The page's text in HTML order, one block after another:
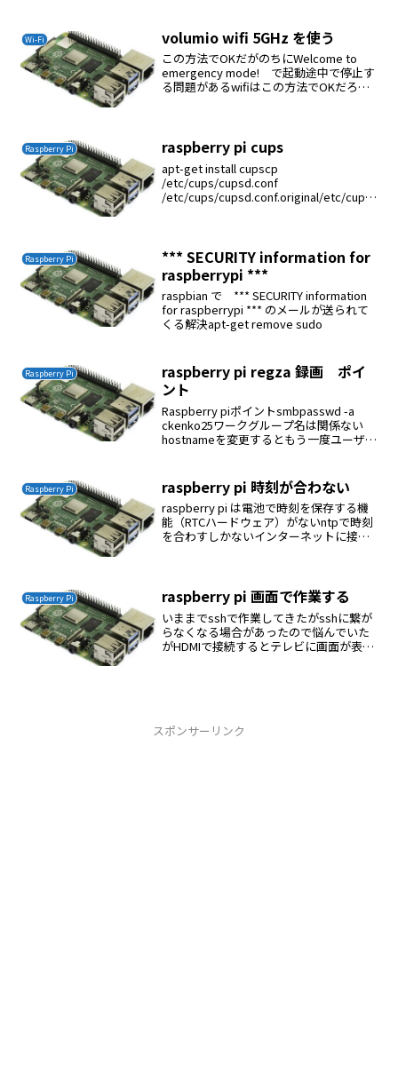
Wi-Fi volumio wifi 5GHz を使う
この方法でOKだがのちにWelcome to
emergency mode! で起動途中で停止す
る問題があるwifiはこの方法でOKだろう#
Raspberry Pi raspberry pi cups
apt-get install cupscp
/etc/cups/cupsd.conf
/etc/cups/cupsd.conf.original/etc/cups/
Raspberry Pi
*** SECURITY information for
raspberrypi ***
raspbian で *** SECURITY information
for raspberrypi *** のメールが送られて
くる解決apt-get remove sudo
Raspberry Pi
raspberry pi regza 録画 ポイ
ント
Raspberry piポイントsmbpasswd -a
ckenko25ワークグループ名は関係ない
hostnameを変更するともう一度ユーザー
Raspberry Pi raspberry pi 時刻が合わない
raspberry pi は電池で時刻を保存する機
能（RTCハードウェア）がないntpで時刻
を合わすしかないインターネットに接続
Raspberry Pi raspberry pi 画面で作業する
いままでsshで作業してきたがsshに繋が
らなくなる場合があったので悩んでいた
がHDMIで接続するとテレビに画面が表示
スポンサーリンク